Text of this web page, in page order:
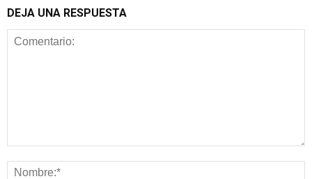
DEJA UNA RESPUESTA